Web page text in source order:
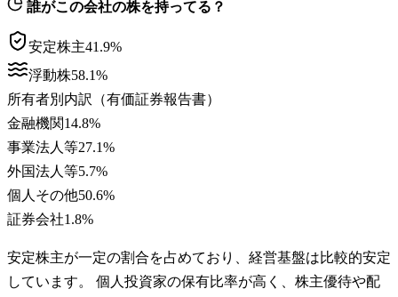
誰がこの会社の株を持ってる？
安定株主41.9%
浮動株58.1%
所有者別内訳（有価証券報告書）
金融機関14.8%
事業法人等27.1%
外国法人等5.7%
個人その他50.6%
証券会社1.8%
安定株主が一定の割合を占めており、経営基盤は比較的安定
しています。 個人投資家の保有比率が高く、株主優待や配